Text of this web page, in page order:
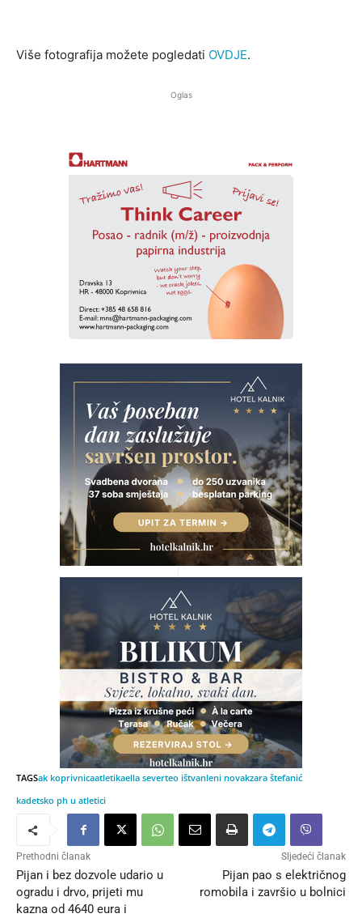
Više fotografija možete pogledati OVDJE.
Oglas
TAGSak koprivnicaatletikaella severteo ištvanleni novakzara štefanić
kadetsko ph u atletici
Prethodni članak
Pijan i bez dozvole udario u
ogradu i drvo, prijeti mu
kazna od 4640 eura i
Sljedeći članak
Pijan pao s električnog
romobila i završio u bolnici